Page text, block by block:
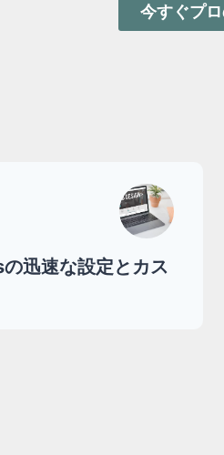
今すぐプ
迅速な設定とカス